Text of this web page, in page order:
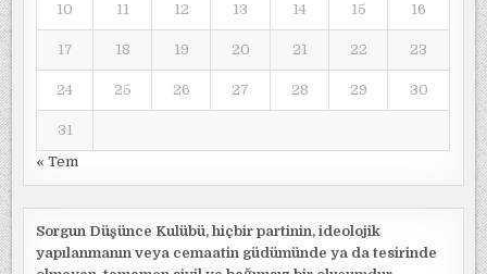
10 11 12 13 14 15 16
17 18 19 20 21 22 23
24 25 26 27 28 29 30
31
« Tem
Sorgun Düşünce Kulübü, hiçbir partinin, ideolojik
yapılanmanın veya cemaatin güdümünde ya da tesirinde